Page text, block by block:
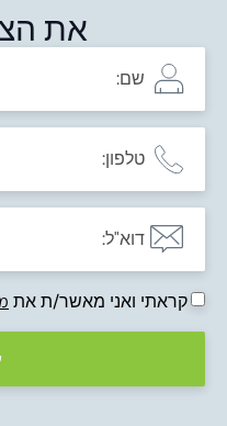
את
קראתי ואני מאשר/ת את